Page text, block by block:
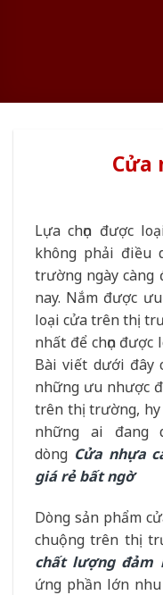
Cửa
Lựa chọn được
không phải điều
trường ngày càng
nay. Nắm được
loại cửa trên thị
nhất để chọn
Bài viết dưới đây
những ưu nhược
trên thị trường, hy
những ai đang
dòng Cửa nhựa
giá rẻ bất ngờ
Dòng sản phẩm
chuộng trên thị
chất lượng đảm
ứng phần lớn